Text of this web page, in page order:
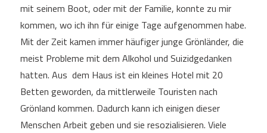
mit seinem Boot, oder mit der Familie, konnte zu mir
kommen, wo ich ihn für einige Tage aufgenommen habe.
Mit der Zeit kamen immer häufiger junge Grönländer, die
meist Probleme mit dem Alkohol und Suizidgedanken
hatten. Aus dem Haus ist ein kleines Hotel mit 20
Betten geworden, da mittlerweile Touristen nach
Grönland kommen. Dadurch kann ich einigen dieser
Menschen Arbeit geben und sie resozialisieren. Viele